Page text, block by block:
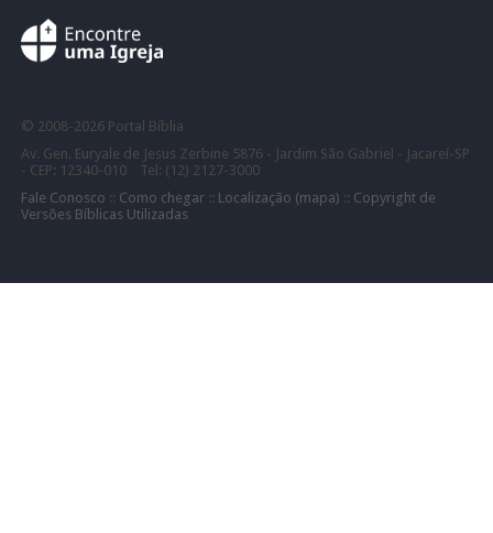
© 2008- 2026 Portal Bíblia
Av. Gen. Euryale de Jesus Zerbine 5876 - Jardim São Gabriel - Jacareí-SP
- CEP: 12340-010 Tel: (12) 2127-3000
Fale Conosco :: Como chegar:: Localização (mapa) :: Copyright de
Versões Bíblicas Utilizadas